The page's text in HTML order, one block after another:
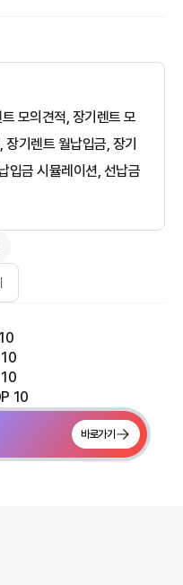
모의견적, 장기렌트 모
기렌트 월납입금, 장기
입금 시뮬레이션, 선납금
10
바로가기